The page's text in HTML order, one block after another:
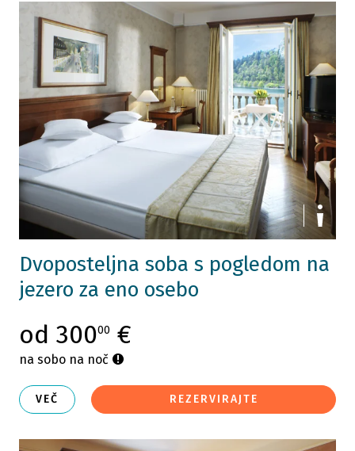
Dvoposteljna soba s pogledom na
jezero za eno osebo
od 30000 €
na sobo na noč
VEČ REZERVIRAJTE